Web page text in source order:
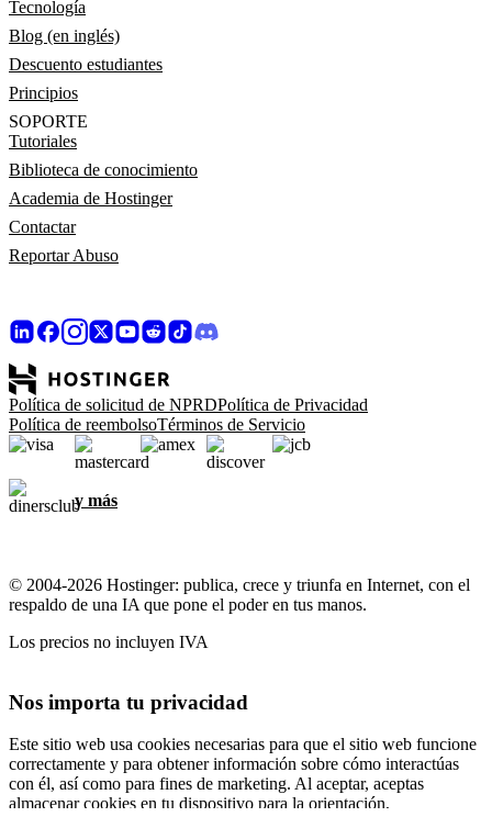
Tecnología
Blog (en inglés)
Descuento estudiantes
Principios
SOPORTE
Tutoriales
Biblioteca de conocimiento
Academia de Hostinger
Contactar
Reportar Abuso
Política de solicitud de NPRDPolítica de Privacidad
Política de reembolsoTérminos de Servicio
y más
© 2004-2026 Hostinger: publica, crece y triunfa en Internet, con el
respaldo de una IA que pone el poder en tus manos.
Los precios no incluyen IVA
Nos importa tu privacidad
Este sitio web usa cookies necesarias para que el sitio web funcione
correctamente y para obtener información sobre cómo interactúas
con él, así como para fines de marketing. Al aceptar, aceptas
almacenar cookies en tu dispositivo para la orientación,